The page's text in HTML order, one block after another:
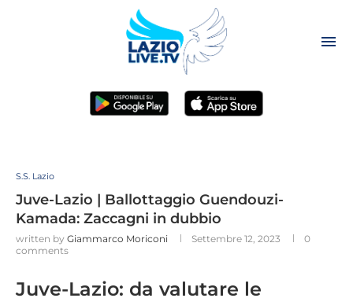
S.S. Lazio
Juve-Lazio | Ballottaggio Guendouzi-
Kamada: Zaccagni in dubbio
written by Giammarco Moriconi Settembre 12, 2023
0
comments
Juve-Lazio: da valutare le